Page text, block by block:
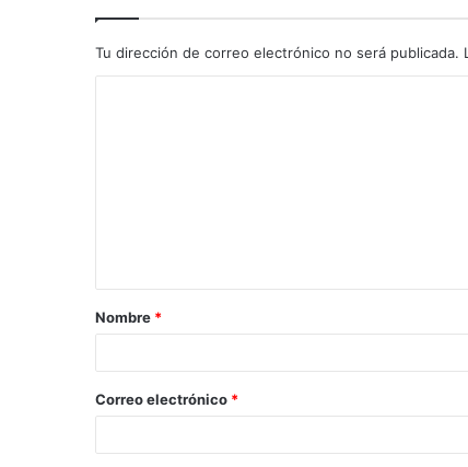
Tu dirección de correo electrónico no será publicada.
a
r
*
Nombre *
Correo electrónico *